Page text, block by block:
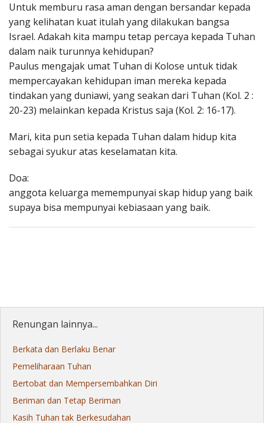
Untuk memburu rasa aman dengan bersandar kepada
yang kelihatan kuat itulah yang dilakukan bangsa
Israel. Adakah kita mampu tetap percaya kepada Tuhan
dalam naik turunnya kehidupan?
Paulus mengajak umat Tuhan di Kolose untuk tidak
mempercayakan kehidupan iman mereka kepada
tindakan yang duniawi, yang seakan dari Tuhan (Kol. 2 :
20-23) melainkan kepada Kristus saja (Kol. 2: 16-17).
Mari, kita pun setia kepada Tuhan dalam hidup kita
sebagai syukur atas keselamatan kita.
Doa:
anggota keluarga memempunyai skap hidup yang baik
supaya bisa mempunyai kebiasaan yang baik.
Renungan lainnya...
Berkata dan Berlaku Benar
Pemeliharaan Tuhan
Bertobat dan Mempersembahkan Diri
Beriman dan Tetap Beriman
Kasih Tuhan tak Berkesudahan